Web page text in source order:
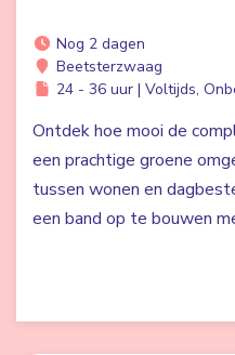
Nog 2 dagen
Beetsterzwaag
24 - 36 uur | Voltijds,
Ontdek hoe mooi de
een prachtige groene
tussen wonen en
een band op te bouwen